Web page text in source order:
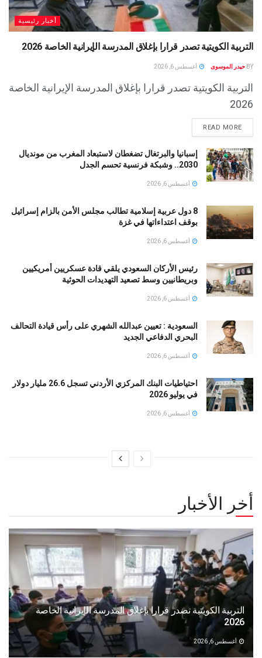
أخبار رئيسية
التربية الكويتية تصدر قرارا بإغلاق المدرسة الإيرانية الخاصة 2026
BY حيدر الموسوى أغسطس 6, 2026
التربية الكويتية تصدر قرارا بإغلاق المدرسة الإيرانية الخاصة
2026
READ MORE
إسبانيا والبرتغال تضغطان لاستبعاد المغرب من مونديال
2030.. وشبكة فرنسية تحسم الجدل
أغسطس 6, 2026
8 دول عربية إسلامية تطالب مجلس الأمن بالزام إسرائيل
بوقف اعتداءاتها في غزة
أغسطس 6, 2026
رئيس الأركان السعودي يلقي قادة عسكريين أمريكيين
وبريطانيين وسط تصعيد التهديدات الحوثية
أغسطس 6, 2026
السعودية : تعيين عبدالله الشهري على رأس قيادة التحالف
البحري الدفاعي الجديد
أغسطس 6, 2026
احتياطيات البنك المركزي الأردني تسجل 26.6 مليار دولار
في يوليو 2026
أغسطس 6, 2026
أخر الأخبار
التربية الكويتية تصدر قرارا بإغلاق المدرسة الإيرانية الخاصة
2026
أغسطس 6, 2026